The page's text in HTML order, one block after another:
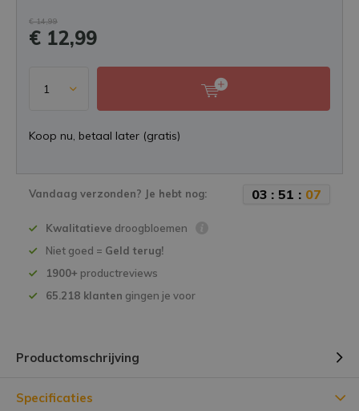
€ 14,99
€ 12,99
Koop nu, betaal later (gratis)
Vandaag verzonden? Je hebt nog: 03 : 51 : 07
Kwalitatieve droogbloemen
Niet goed = Geld terug!
1900+ productreviews
65.218 klanten gingen je voor
Productomschrijving
Specificaties